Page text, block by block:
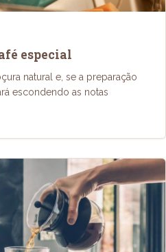
especial
natural e, se a preparação
escondendo as notas